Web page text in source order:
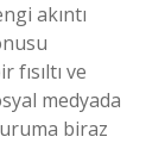
akıntı
ve
medyada
biraz